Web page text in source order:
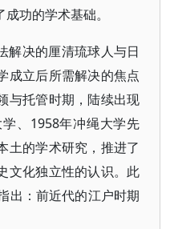
功的学术基础。
解决的厘清琉球人与日
成立后所需解决的焦点
与托管时期，陆续出现
、1958年冲绳大学先
土的学术研究，推进了
文化独立性的认识。此
出：前近代的江户时期